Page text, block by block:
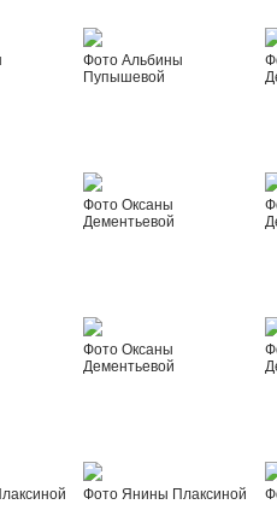
Фото Альбины
Пупышевой
Фото Оксаны
Дементьевой
Фото Оксаны
Дементьевой
Фото Янины Плаксиной